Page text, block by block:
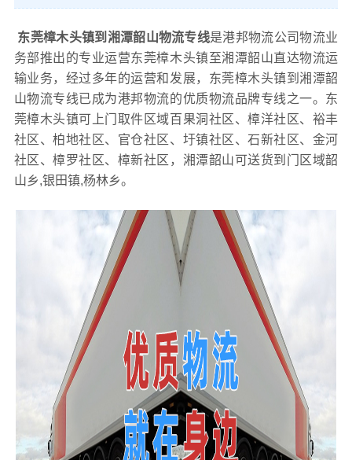
东莞樟木头镇到湘潭韶山物流专线是港邦物流公司物流业
务部推出的专业运营东莞樟木头镇至湘潭韶山直达物流运
输业务，经过多年的运营和发展，东莞樟木头镇到湘潭韶
山物流专线已成为港邦物流的优质物流品牌专线之一。东
莞樟木头镇可上门取件区域百果洞社区、樟洋社区、裕丰
社区、柏地社区、官仓社区、圩镇社区、石新社区、金河
社区、樟罗社区、樟新社区，湘潭韶山可送货到门区域韶
山乡,银田镇,杨林乡。